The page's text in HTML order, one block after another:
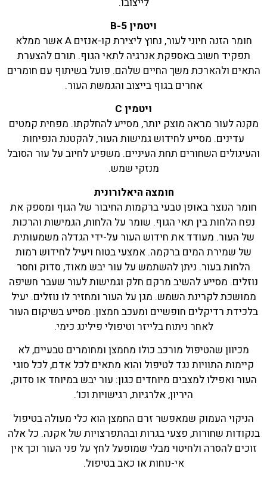
ויטמין B-5
חומר הזנה חיוני לעור, נחוץ ליצירת קו-אנזים A אשר ממלא
תפקיד חשוב באספקת אנרגיה לתאי הגוף. תורם להצערת
התאים ולהארכת משך החיים שלהם. פועל בשיתוף עם חומרים
אחרים בגוף בייצוב והגמשת העור.
ויטמין C
מקנה לעור מראה מוצק יותר, מסייע להחלקתו. מפחית קמטים
עדינים. מסייע לחידוש גמישות העור, להקטנת הנפיחות
והעיגולים השחורים תחת העיניים. משפיע לחיוב על עור הסובל
מנזקי שמש.
חומצה היאלורונית
חומר הנוצר באופן טבעי ברקמות החיבור של הגוף ומספק את
נפח הלחות בין תאי הגוף. שומר על הלחות, הגמישות והרכות
של העור. מעודד את חידוש העור על-ידי הגדלה משמעותית
של שמירת המים ברקמה. אמצעי בטוח ויעיל לחידוש רמות
הלחות בעור. ניתן להשתמש על עור יבש מאוד, סדוק וחסר
נוזלים. מסייע להשיב מרקם חלק וגמישות לעור שעבר חשיפה
ממושכת לקרינת השמש. מגן על העור ומחזיר לו נוזלים. יעיל
בלכידת רדיקלים חופשיים ומעכב חמצון. מסייע בשיקום העור
לאחר ניתוח בלייזר וטיפולי פילינג כימי.
מכיוון שהטיפול מורכב כולו מחמצן ומחומרים טבעיים, לא
קיימות התוויות נגד לטיפול והוא מתאים לכל אדם, לכל סוגי
העור ואפילו למצבים מיוחדים כגון: עור יבש במיוחד או סדוק,
היריון, אלרגיות, רגישויות וכו’.
הניקוי העמוק שמאפשר זרם החמצן הוא כלי מעולה בטיפול
בנקודות שחורות, פצעי בגרות ובהתפרצויות של אקנה. כל אלה
זוכים להסרה ולחיטוי מבלי שמופעל לחץ על פני העור וכך אין
אי-נוחות או כאב בטיפול.